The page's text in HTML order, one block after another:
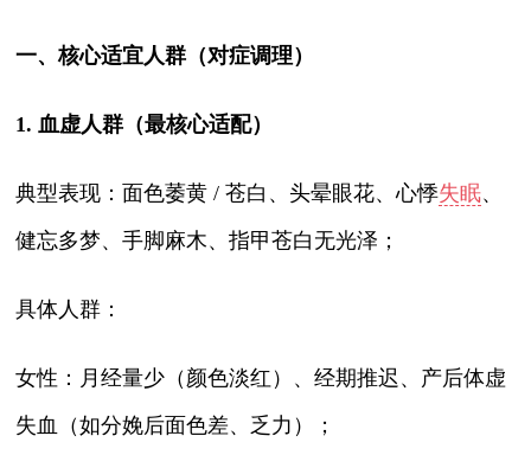
一、核心适宜人群（对症调理）
1. 血虚人群（最核心适配）
典型表现：面色萎黄 / 苍白、头晕眼花、心悸失眠、
健忘多梦、手脚麻木、指甲苍白无光泽；
具体人群：
女性：月经量少（颜色淡红）、经期推迟、产后体虚
失血（如分娩后面色差、乏力）；